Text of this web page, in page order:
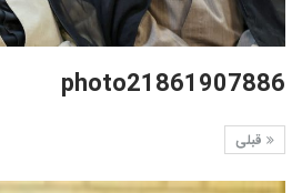
photo21861907886
قبلی